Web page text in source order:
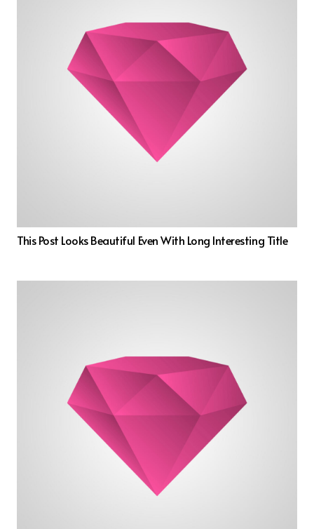
This Post Looks Beautiful Even With Long Interesting Title